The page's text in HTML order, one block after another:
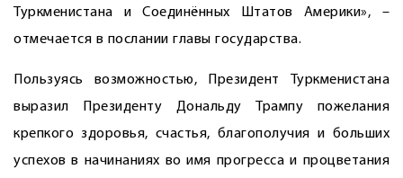
Туркменистана и Соединённых Штатов Америки», –
отмечается в послании главы государства.
Пользуясь возможностью, Президент Туркменистана
выразил Президенту Дональду Трампу пожелания
крепкого здоровья, счастья, благополучия и больших
успехов в начинаниях во имя прогресса и процветания